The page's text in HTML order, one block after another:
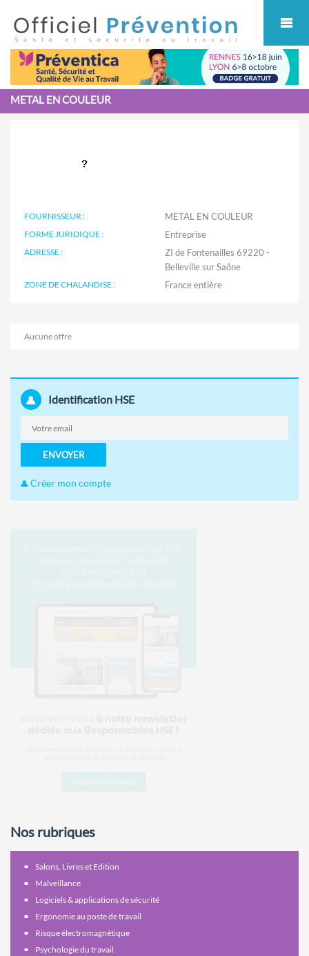
METAL EN COULEUR
FOURNISSEUR : METAL EN COULEUR
FORME JURIDIQUE : Entreprise
ADRESSE :
ZI de Fontenailles 69220 -
Belleville sur Saône
ZONE DE CHALANDISE :
Aucune offre
Identification HSE
ENVOYER
Créer mon compte
Nos rubriques
Salons, Livres et Edition
Malveillance
Logiciels & applications de sécurité
Ergonomie au poste de travail
Risque électromagnétique
Psychologie du travail